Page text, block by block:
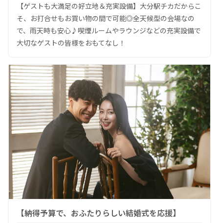
【ゲストも大満足の好立地＆充実設備】大分駅チカだからこ
そ、お打合せもお買い物の間で可能◎全天候型の会場なの
で、雨天時も安心♪喫煙ルームやラウンジなどの充実設備で
大切なゲストの皆様をおもてなし！
【納得予算で、おふたりらしい結婚式を応援】